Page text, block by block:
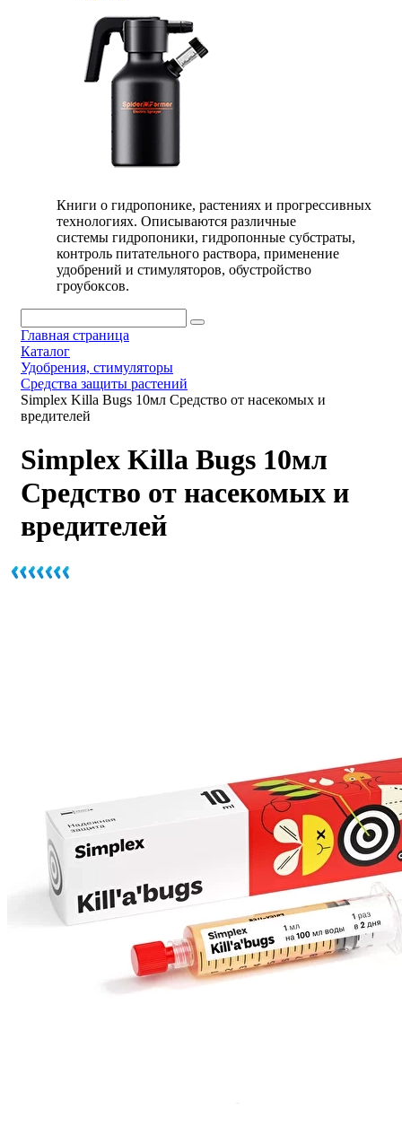
Книги о гидропонике, растениях и прогрессивных
технологиях. Описываются различные
системы гидропоники, гидропонные субстраты,
контроль питательного раствора, применение
удобрений и стимуляторов, обустройство
гроубоксов.
Главная страница
Каталог
Удобрения, стимуляторы
Средства защиты растений
Simplex Killa Bugs 10мл Средство от насекомых и
вредителей
Simplex Killa Bugs 10мл
Средство от насекомых и
вредителей